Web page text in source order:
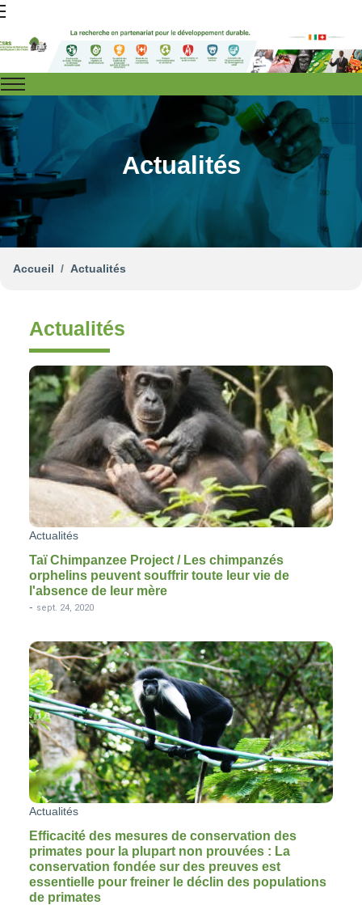
Actualités
Accueil Actualités
Actualités
Actualités
Taï Chimpanzee Project / Les chimpanzés
orphelins peuvent souffrir toute leur vie de
l'absence de leur mère
- sept. 24, 2020
Actualités
Efficacité des mesures de conservation des
primates pour la plupart non prouvées : La
conservation fondée sur des preuves est
essentielle pour freiner le déclin des populations
de primates